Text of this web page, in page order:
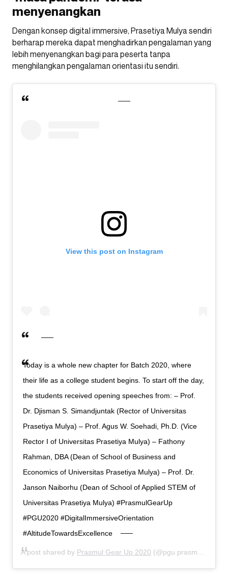
menyenangkan
Dengan konsep digital immersive, Prasetiya Mulya sendiri
berharap mereka dapat menghadirkan pengalaman yang
lebih menyenangkan bagi para peserta tanpa
menghilangkan pengalaman orientasi itu sendiri.
View this post on Instagram
Today is a whole new chapter for Batch 2020, where
their life as a college student begins. To start off the day,
the students received opening speeches from: – Prof.
Dr. Djisman S. Simandjuntak (Rector of Universitas
Prasetiya Mulya) – Prof. Agus W. Soehadi, Ph.D. (Vice
Rector I of Universitas Prasetiya Mulya) – Fathony
Rahman, DBA (Dean of School of Business and
Economics of Universitas Prasetiya Mulya) – Prof. Dr.
Janson Naiborhu (Dean of School of Applied STEM of
Universitas Prasetiya Mulya) #PrasmulGearUp
#PGU2020 #DigitalImmersiveOrientation
#AltitudeTowardsExcellence
A post shared by Prasmul Gear Up 2020 (@pgu.prasmul) on